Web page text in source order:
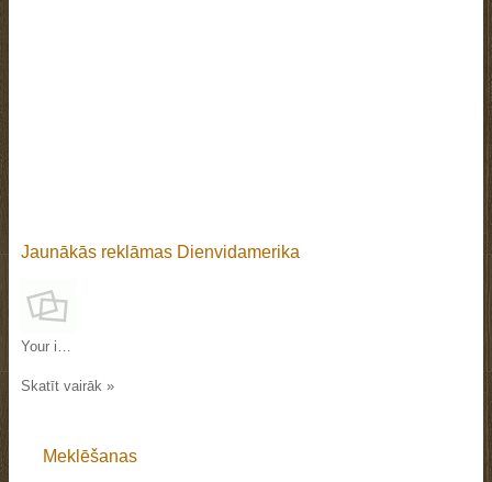
Jaunākās reklāmas Dienvidamerika
Your interests in Tashkent and Uzbekistan
Skatīt vairāk »
Meklēšanas